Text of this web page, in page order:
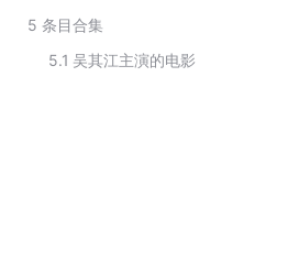
5 条目合集
5.1 吴其江主演的电影